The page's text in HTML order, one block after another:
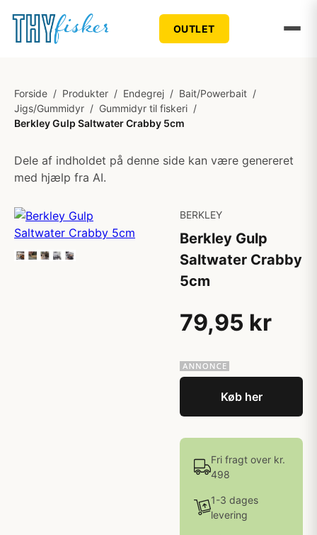
OUTLET
Forside / Produkter / Endegrej / Bait/Powerbait /
Jigs/Gummidyr / Gummidyr til fiskeri /
Berkley Gulp Saltwater Crabby 5cm
Dele af indholdet på denne side kan være genereret
med hjælp fra AI.
BERKLEY
Berkley Gulp
Saltwater Crabby
5cm
79,95 kr
Køb her
Fri fragt over kr.
498
1-3 dages
levering